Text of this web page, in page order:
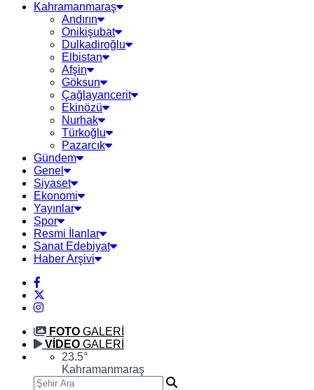
Kahramanmaraş
Andırın
Onikişubat
Dulkadiroğlu
Elbistan
Afşin
Göksun
Çağlayancerit
Ekinözü
Nurhak
Türkoğlu
Pazarcık
Gündem
Genel
Siyaset
Ekonomi
Yayınlar
Spor
Resmi İlanlar
Sanat Edebiyat
Haber Arşivi
FOTO GALERİ
VİDEO GALERİ
23.5°
Kahramanmaraş